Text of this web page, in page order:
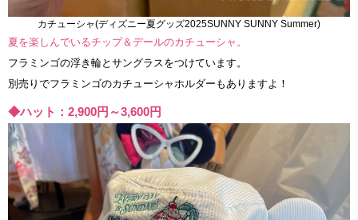
カチューシャ(ディズニー夏グッズ2025SUNNY SUNNY Summer)
夏を楽しんでいるチップ＆デールのカチューシャ。
フラミンゴの浮き輪とサングラスをつけています。
別売りでフラミンゴのカチューシャホルダーもありますよ！
◆ハット：2,900円～3,600円